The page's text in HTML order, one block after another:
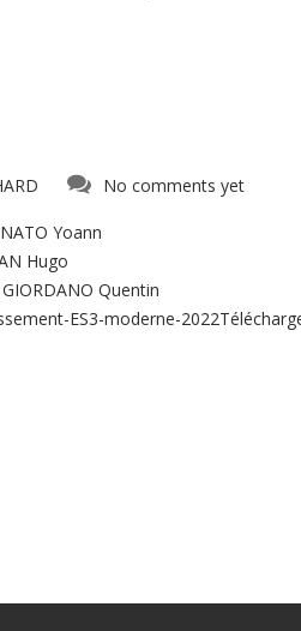
No comments yet
Yoann
Hugo
Quentin
ES3-moderne-